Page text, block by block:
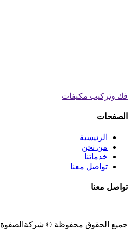
فك وتركيب مكيفات
الصفحات
الرئيسية
من نحن
خدماتنا
تواصل معنا
تواصل معنا
جميع الحقوق محفوظة © شركةالصفوة